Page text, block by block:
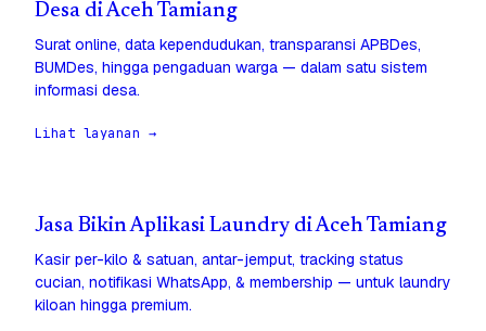
Desa di Aceh Tamiang
Surat online, data kependudukan, transparansi APBDes,
BUMDes, hingga pengaduan warga — dalam satu sistem
informasi desa.
Lihat layanan →
Jasa Bikin Aplikasi Laundry di Aceh Tamiang
Kasir per-kilo & satuan, antar-jemput, tracking status
cucian, notifikasi WhatsApp, & membership — untuk laundry
kiloan hingga premium.